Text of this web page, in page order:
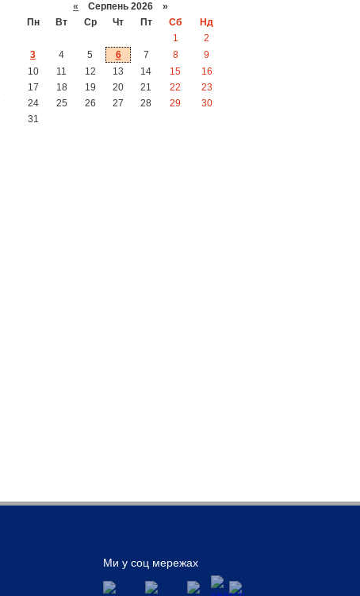
« Серпень 2026 »
Пн
Вт Ср Чт Пт Сб
Нд
1
2
3
4 5 6 7 8
9
10
11 12 13 14 15
16
17
18 19 20 21 22
23
24
25 26 27 28 29
30
31
Ми у соц мережах